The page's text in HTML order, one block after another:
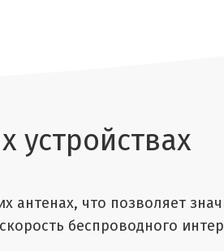
устройствах
антенах, что позволяет
беспроводного